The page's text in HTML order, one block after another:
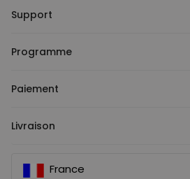
Support
Programme
Paiement
Livraison
France